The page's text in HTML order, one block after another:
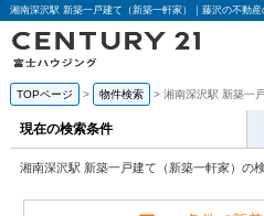
湘南深沢駅 新築一戸建て（新築一軒家）｜藤沢の不動
TOPページ 物件検索 湘南深沢駅 新築一
現在の検索条件
湘南深沢駅 新築一戸建て（新築一軒家）の